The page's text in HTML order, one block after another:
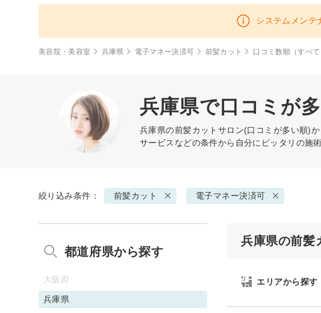
システムメンテ
美容院・美容室 兵庫県 電子マネー決済可 前髪カット 口コミ数順（すべて
兵庫県で口コミが
兵庫県の前髪カット サロン(口コミが多い順)
サービスなどの条件から自分にピッタリの施
絞り込み条件： 前髪カット 電子マネー決済可
兵庫県の前髪
エリアから探す
都道府県から探す
大阪府
兵庫県